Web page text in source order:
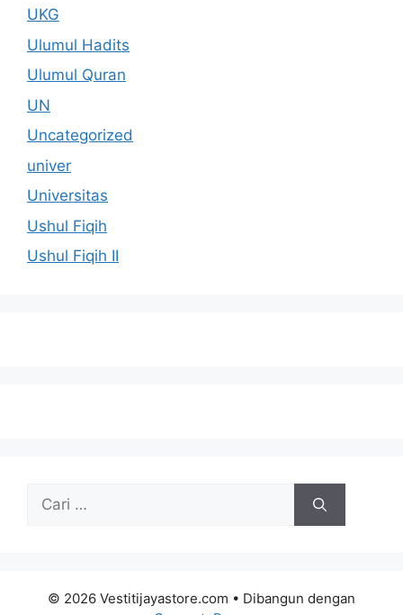
UKG
Ulumul Hadits
Ulumul Quran
UN
Uncategorized
univer
Universitas
Ushul Fiqih
Ushul Fiqih II
Cari
© 2026 Vestitijayastore.com • Dibangun dengan